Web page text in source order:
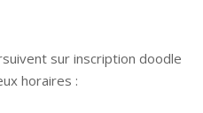
sur inscription doodle
horaires :